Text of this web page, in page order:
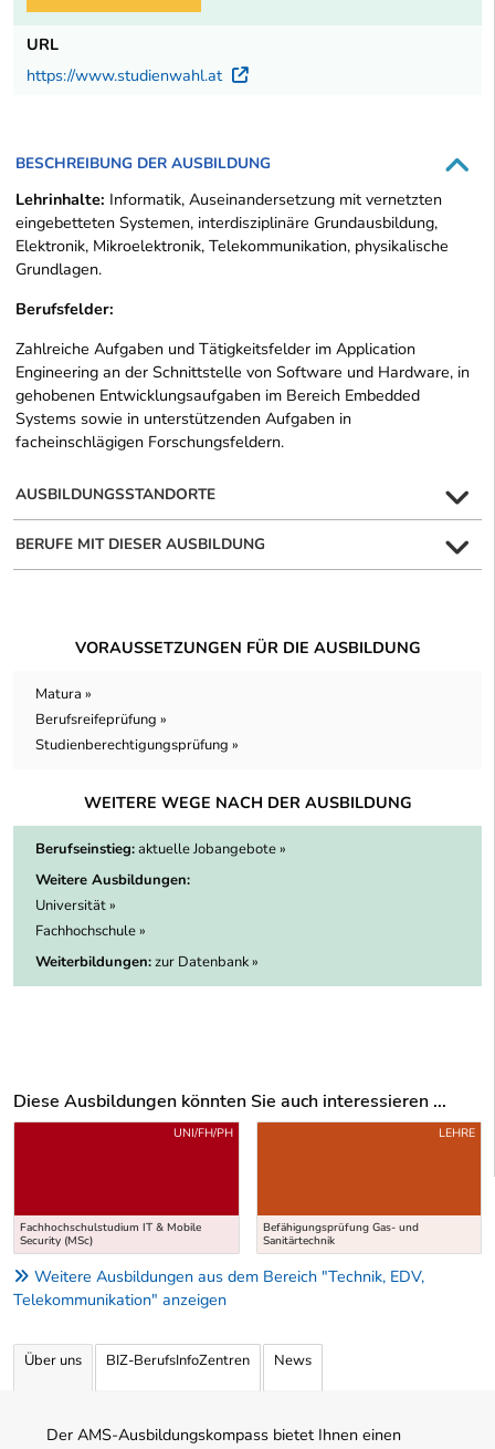
URL
https://www.studienwahl.at
Externer Link
BESCHREIBUNG DER AUSBILDUNG
Lehrinhalte: Informatik, Auseinandersetzung mit vernetzten
eingebetteten Systemen, interdisziplinäre Grundausbildung,
Elektronik, Mikroelektronik, Telekommunikation, physikalische
Grundlagen.
Berufsfelder:
Zahlreiche Aufgaben und Tätigkeitsfelder im Application
Engineering an der Schnittstelle von Software und Hardware, in
gehobenen Entwicklungsaufgaben im Bereich Embedded
Systems sowie in unterstützenden Aufgaben in
facheinschlägigen Forschungsfeldern.
AUSBILDUNGSSTANDORTE
BERUFE MIT DIESER AUSBILDUNG
VORAUSSETZUNGEN FÜR DIE AUSBILDUNG
Matura »
Berufsreifeprüfung »
Studienberechtigungsprüfung »
WEITERE WEGE NACH DER AUSBILDUNG
Berufseinstieg:aktuelle Jobangebote »
Weitere Ausbildungen:
Universität »
Fachhochschule »
Weiterbildungen:zur Datenbank »
Diese Ausbildungen könnten Sie auch interessieren ...
Uber weitere Ausbildungsvorschläge
Fachhochschulstudium IT & Mobile
Security (MSc)
UNI/FH/PH
Befähigungsprüfung Gas- und
Sanitärtechnik
LEHRE
Weitere Ausbildungen aus dem Bereich "Technik, EDV,
Telekommunikation" anzeigen
Über uns BIZ-BerufsInfoZentren News
Der AMS-Ausbildungskompass bietet Ihnen einen